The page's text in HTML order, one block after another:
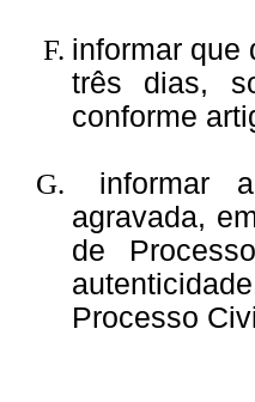
informar
três dias,
conforme
informar
agravada,
de
Processo